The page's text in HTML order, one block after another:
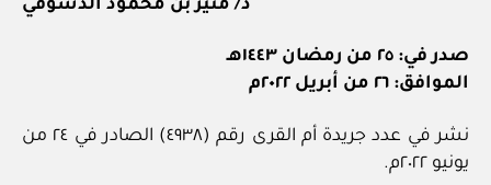
د/ منير بن محمود الدسوقي
صدر في: ٢٥ من رمضان ١٤٤٣هـ
الموافق: ٢٦ من أبريل ٢٠٢٢م
نشر في عدد جريدة أم القرى رقم (٤٩٣٨) الصادر في ٢٤ من
يونيو ٢٠٢٢م.